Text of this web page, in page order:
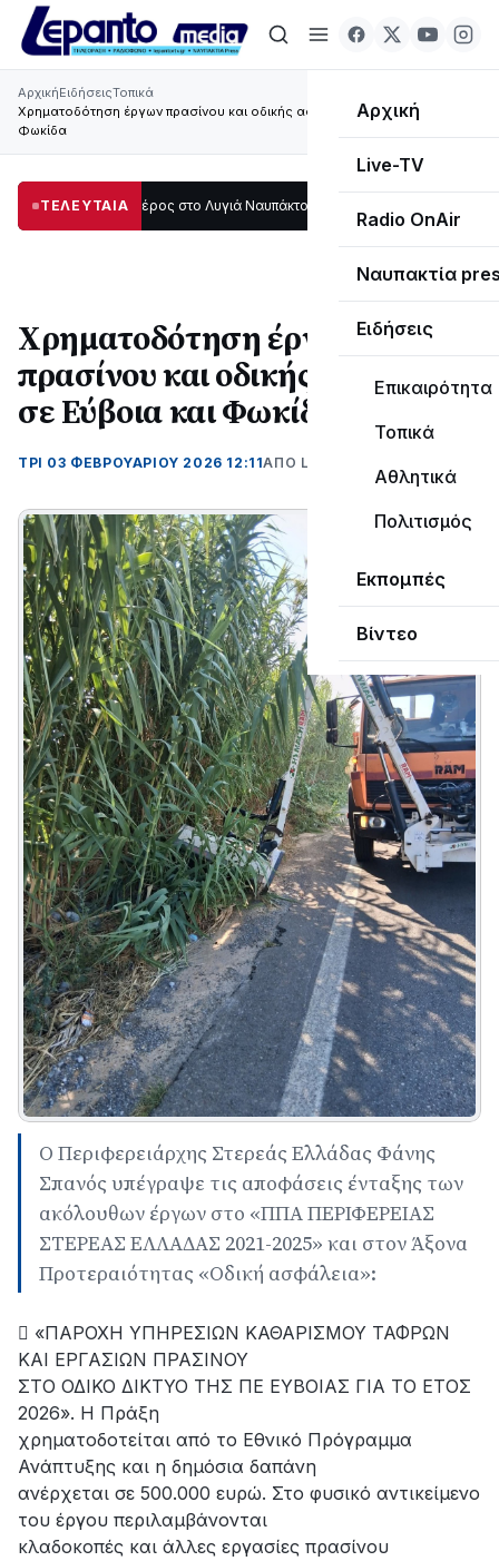
Αρχική
Live-TV
Radio OnAir
Ναυπακτία
Ειδήσεις
Επικαιρότητα
Τοπικά
Αθλητικά
Πολιτισμός
Εκπομπές
Βίντεο
ΑρχικήΕιδήσειςΤοπικά
Χρηματοδότηση έργων πρασίνου και οδικής ασφάλειας σε Εύβοια και
Φωκίδα
ΤΕΛΕΥΤΑΙΑ
μεγάλο μέρος στο Λυγιά Ναυπάκτου12:08 Σε τροχιά υλοποίησης η
Χρηματοδότηση έργων
πρασίνου και οδικής ασφάλειας
σε Εύβοια και Φωκίδα
ΤΡΊ 03 ΦΕΒΡΟΥΑΡΊΟΥ 2026 12:11ΑΠΌ LEPANTO RTV
Ο Περιφερειάρχης Στερεάς Ελλάδας Φάνης
Σπανός υπέγραψε τις αποφάσεις ένταξης των
ακόλουθων έργων στο «ΠΠΑ ΠΕΡΙΦΕΡΕΙΑΣ
ΣΤΕΡΕΑΣ ΕΛΛΑΔΑΣ 2021-2025» και στον Άξονα
Προτεραιότητας «Οδική ασφάλεια»:
 «ΠΑΡΟΧΗ ΥΠΗΡΕΣΙΩΝ ΚΑΘΑΡΙΣΜΟΥ ΤΑΦΡΩΝ
ΚΑΙ ΕΡΓΑΣΙΩΝ ΠΡΑΣΙΝΟΥ
ΣΤΟ ΟΔΙΚΟ ΔΙΚΤΥΟ ΤΗΣ ΠΕ ΕΥΒΟΙΑΣ ΓΙΑ ΤΟ ΕΤΟΣ
2026». Η Πράξη
χρηματοδοτείται από το Εθνικό Πρόγραμμα
Ανάπτυξης και η δημόσια δαπάνη
ανέρχεται σε 500.000 ευρώ. Στο φυσικό αντικείμενο
του έργου περιλαμβάνονται
κλαδοκοπές και άλλες εργασίες πρασίνου